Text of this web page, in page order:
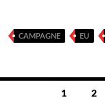
CAMPAGNE EU
Berichten
1 2